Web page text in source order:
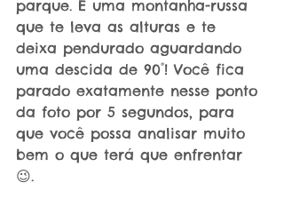
parque. É uma montanha-russa
que te leva as alturas e te
deixa pendurado aguardando
uma descida de 90°! Você fica
parado exatamente nesse ponto
da foto por 5 segundos, para
que você possa analisar muito
bem o que terá que enfrentar
😉.